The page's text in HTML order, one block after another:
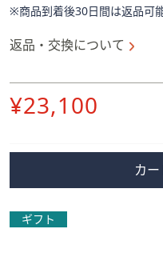
覧
き
す。
※商品到着後30日間は返品可
返品・交換について
削
¥23,100
カ
ギフト